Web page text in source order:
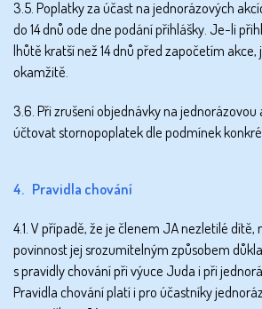
3.5. Poplatky za účast na jednorázových
do 14 dnů ode dne podání přihlášky. Je-li
lhůtě kratší než 14 dnů před započetím akce,
okamžitě.
3.6. Při zrušení objednávky na
účtovat stornopoplatek dle podmínek
4. Pravidla chování
4.1. V případě, že je členem JA nezletilé
povinnost jej srozumitelným způsobem
s pravidly chování při výuce Juda i při
Pravidla chování platí i pro účastníky